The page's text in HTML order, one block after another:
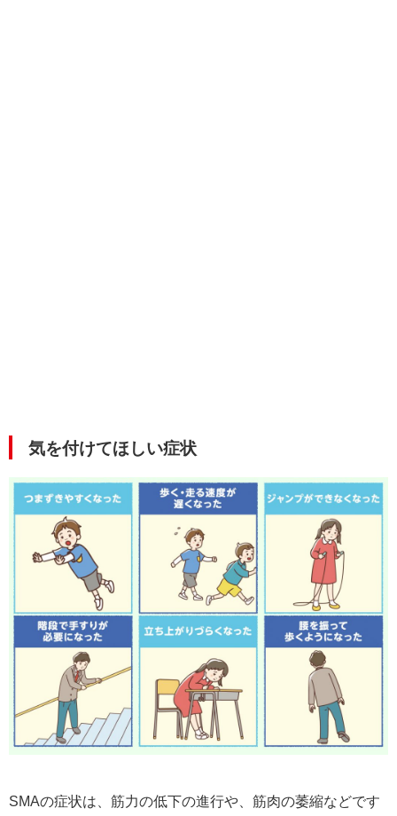
気を付けてほしい症状
SMAの症状は、筋力の低下の進行や、筋肉の萎縮などです